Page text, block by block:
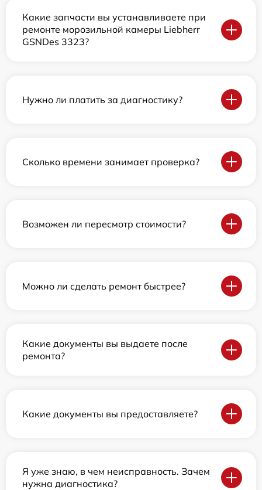
Какие запчасти вы устанавливаете при
ремонте морозильной камеры Liebherr
GSNDes 3323?
Нужно ли платить за диагностику?
Сколько времени занимает проверка?
Возможен ли пересмотр стоимости?
Можно ли сделать ремонт быстрее?
Какие документы вы выдаете после
ремонта?
Какие документы вы предоставляете?
Я уже знаю, в чем неисправность. Зачем
нужна диагностика?